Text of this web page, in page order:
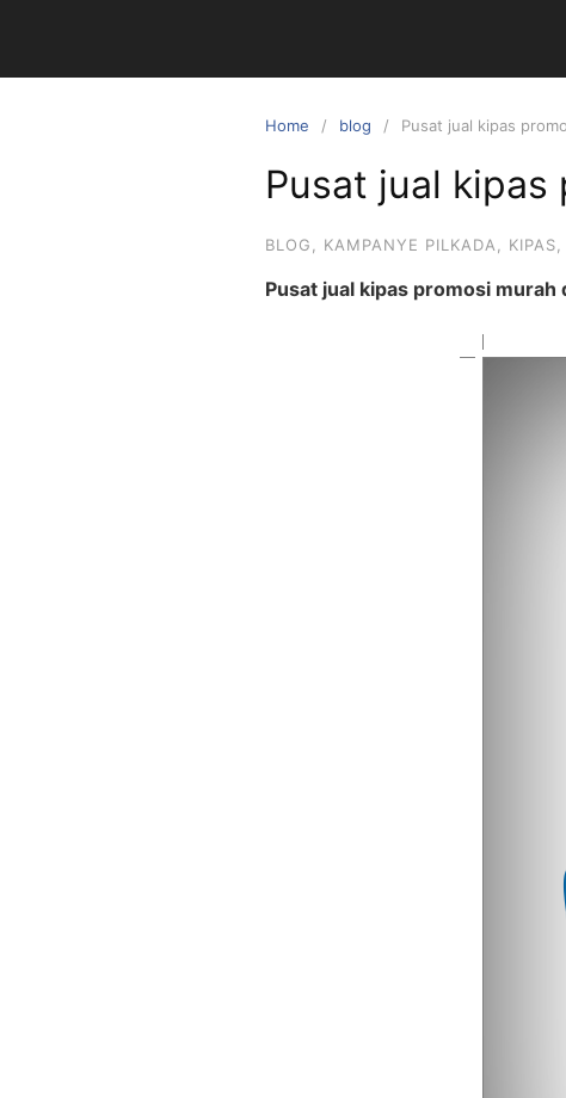
content
Home blog Pusat jual kipas
Pusat jual kipas
BLOG KAMPANYE PILKADA KIPAS
Pusat jual kipas promosi murah